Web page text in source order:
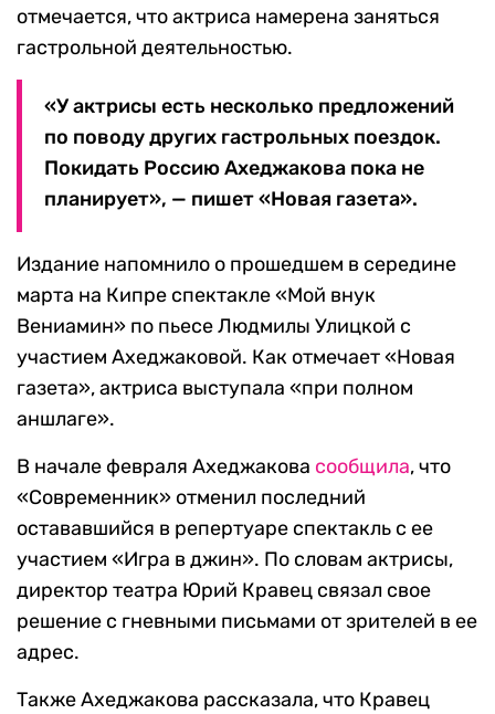
отмечается, что актриса намерена заняться
гастрольной деятельностью.
«У актрисы есть несколько предложений
по поводу других гастрольных поездок.
Покидать Россию Ахеджакова пока не
планирует», — пишет «Новая газета».
Издание напомнило о прошедшем в середине
марта на Кипре спектакле «Мой внук
Вениамин» по пьесе Людмилы Улицкой с
участием Ахеджаковой. Как отмечает «Новая
газета», актриса выступала «при полном
аншлаге».
В начале февраля Ахеджакова сообщила, что
«Современник» отменил последний
остававшийся в репертуаре спектакль с ее
участием «Игра в джин». По словам актрисы,
директор театра Юрий Кравец связал свое
решение с гневными письмами от зрителей в ее
адрес.
Также Ахеджакова рассказала, что Кравец